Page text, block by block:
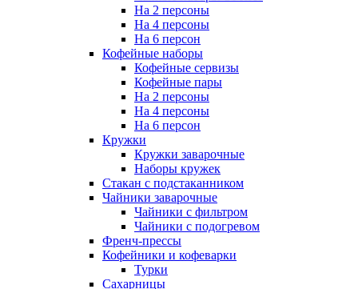
На 2 персоны
На 4 персоны
На 6 персон
Кофейные наборы
Кофейные сервизы
Кофейные пары
На 2 персоны
На 4 персоны
На 6 персон
Кружки
Кружки заварочные
Наборы кружек
Стакан с подстаканником
Чайники заварочные
Чайники с фильтром
Чайники с подогревом
Френч-прессы
Кофейники и кофеварки
Турки
Сахарницы